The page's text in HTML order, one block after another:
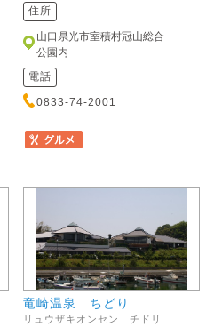
住所
山口県光市室積村冠山総合
公園内
電話
0833-74-2001
竜崎温泉 ちどり
リュウザキオンセン チドリ